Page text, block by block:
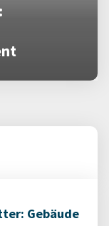
Gebäude